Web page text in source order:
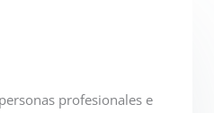
profesionales e